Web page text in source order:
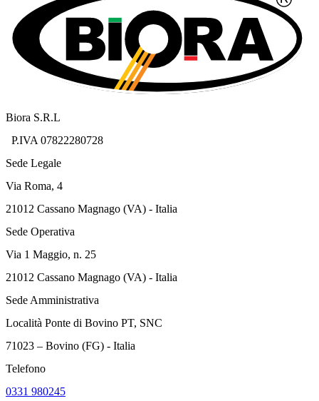
Biora S.R.L
P.IVA 07822280728
Sede Legale
Via Roma, 4
21012 Cassano Magnago (VA) - Italia
Sede Operativa
Via 1 Maggio, n. 25
21012 Cassano Magnago (VA) - Italia
Sede Amministrativa
Località Ponte di Bovino PT, SNC
71023 – Bovino (FG) - Italia
Telefono
0331 980245